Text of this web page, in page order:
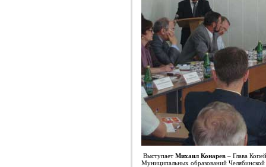
Выступает Михаил Конарев – Глава
Муниципальных образований Челябинской